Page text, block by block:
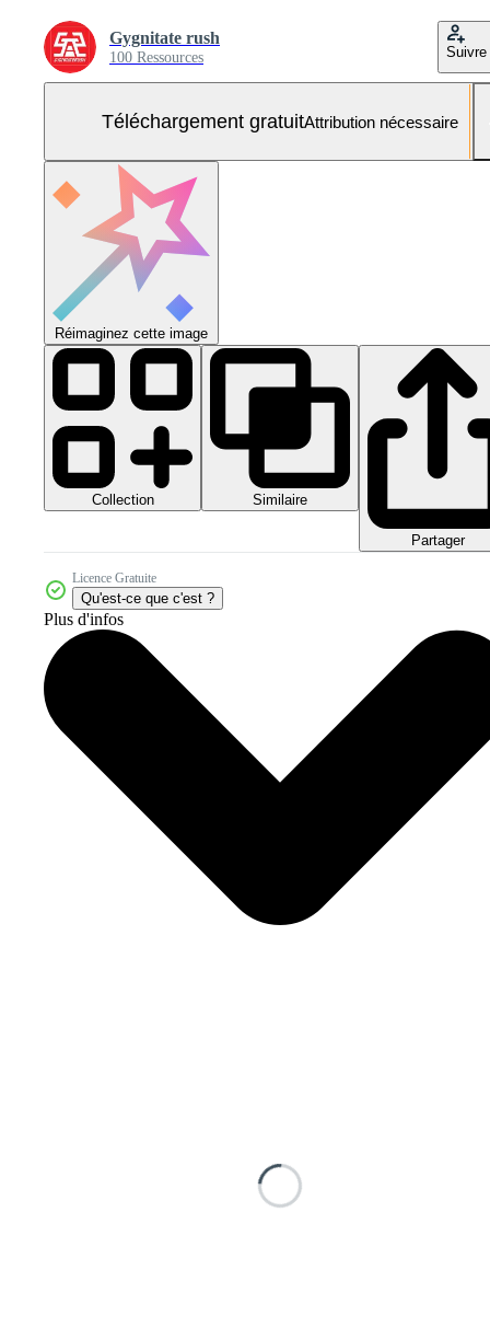
Gygnitate rush
100 Ressources Suivre
Téléchargement gratuitAttribution nécessaire
Réimaginez cette image
Collection Similaire
Partager
Licence Gratuite
Qu'est-ce que c'est ?
Plus d'infos